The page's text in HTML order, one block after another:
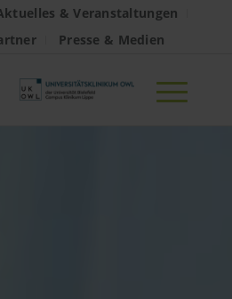
& Veranstaltungen
Presse & Medien